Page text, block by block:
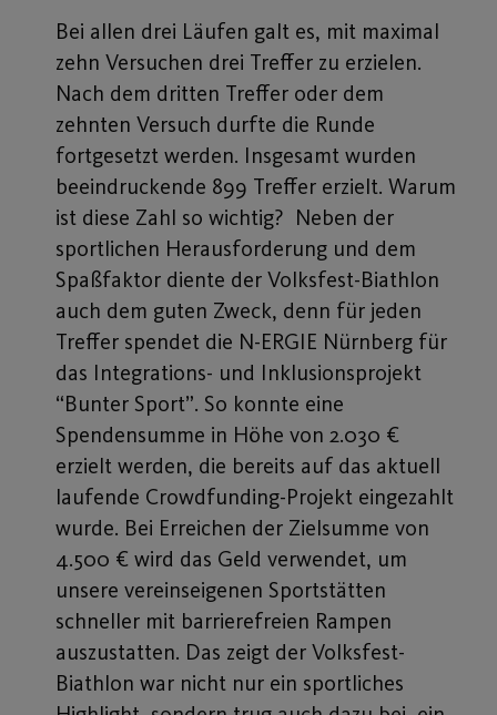
Bei allen drei Läufen galt es, mit maximal
zehn Versuchen drei Treffer zu erzielen.
Nach dem dritten Treffer oder dem
zehnten Versuch durfte die Runde
fortgesetzt werden. Insgesamt wurden
beeindruckende 899 Treffer erzielt. Warum
ist diese Zahl so wichtig? Neben der
sportlichen Herausforderung und dem
Spaßfaktor diente der Volksfest-Biathlon
auch dem guten Zweck, denn für jeden
Treffer spendet die N-ERGIE Nürnberg für
das Integrations- und Inklusionsprojekt
“Bunter Sport”. So konnte eine
Spendensumme in Höhe von 2.030 €
erzielt werden, die bereits auf das aktuell
laufende Crowdfunding-Projekt eingezahlt
wurde. Bei Erreichen der Zielsumme von
4.500 € wird das Geld verwendet, um
unsere vereinseigenen Sportstätten
schneller mit barrierefreien Rampen
auszustatten. Das zeigt der Volksfest-
Biathlon war nicht nur ein sportliches